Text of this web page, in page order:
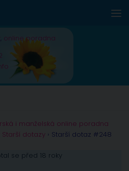
online poradna
i manželská online poradna
dotazy › Starší dotaz #248
se před 18 roky